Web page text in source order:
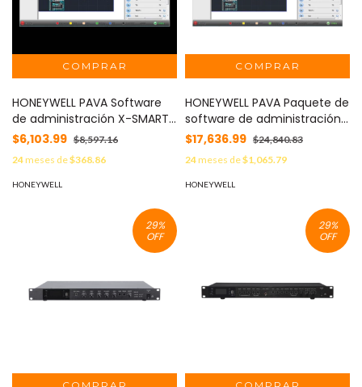
HONEYWELL PAVA Software
de administración X-SMART
(Cliente) MOD: XST2000
$6,103.99 $8,597.16
24meses de$368.86
HONEYWELL
HONEYWELL PAVA Paquete de
software de administración
X-SMART, incluye 1 Servidor y
1 cliente MOD: XSPT900
$17,636.99 $24,840.83
24meses de$1,065.79
HONEYWELL
29%
OFF
29%
OFF